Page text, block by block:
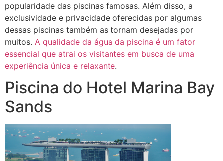
popularidade das piscinas famosas. Além disso, a
exclusividade e privacidade oferecidas por algumas
dessas piscinas também as tornam desejadas por
muitos. A qualidade da água da piscina é um fator
essencial que atrai os visitantes em busca de uma
experiência única e relaxante.
Piscina do Hotel Marina Bay
Sands